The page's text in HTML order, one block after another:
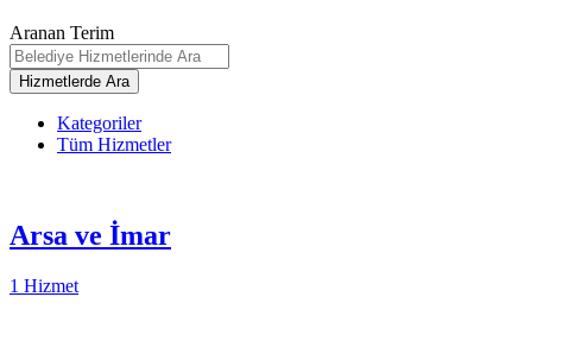
Aranan Terim
Kategoriler
Tüm Hizmetler
Arsa ve İmar
1 Hizmet